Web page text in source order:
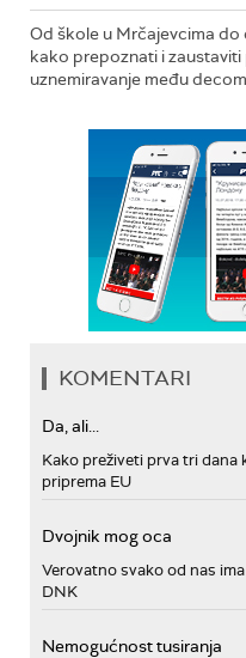
Od škole u Mrčajevcima do
kako prepoznati i zaustaviti
uznemiravanje među decom
KOMENTARI
Da, ali...
Kako preživeti prva tri dana
priprema EU
Dvojnik mog oca
Verovatno svako od nas
DNK
Nemogućnost tusiranja